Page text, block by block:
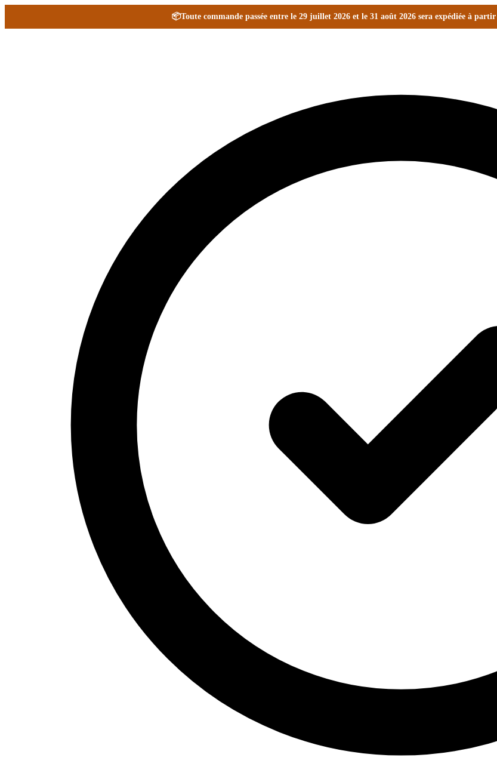
📦Toute commande passée entre le 29 juillet 2026 et le 31 août 2026 sera expédiée à